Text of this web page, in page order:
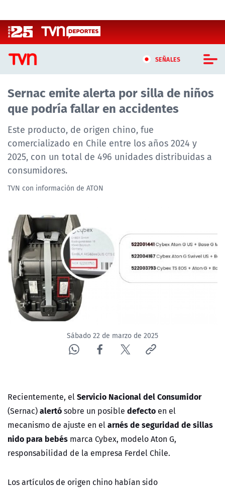
SEÑALES
CASTING MASTERCHEF CHILE
CASTING TVN VERTICAL
TVN VERTICAL
TVN PLAY
PROGRAMAS
TELESERIES
NTV
ACTUALIDAD Y TENDENCIAS
CORPORATIVO Y TRANSPARENCIA
CANAL DE DENUNCIAS
ÁREA DE PROYECTOS
Sernac emite alerta por silla de niños
que podría fallar en accidentes
Este producto, de origen chino, fue
comercializado en Chile entre los años 2024 y
2025, con un total de 496 unidades distribuidas a
consumidores.
TVN con información de ATON
Sábado 22 de marzo de 2025
Recientemente, elServicio Nacional del Consumidor
(Sernac)alertósobre un posible defecto en el
mecanismo de ajuste en elarnés de seguridad de sillas
nido para bebés marca Cybex, modelo Aton G,
responsabilidad de la empresa Ferdel Chile.
Los artículos de origen chino habían sido